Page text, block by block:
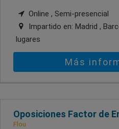
Online , Semi-presencial
Impartido en: Madrid ,
lugares
Más
Oposiciones Factor de
Flou